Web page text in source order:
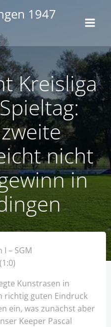
1947
Kreisliga
nicht
in
– SGM
Kunstrasen in
richtig guten Eindruck
ein, was zunächst aber
Keeper Pascal